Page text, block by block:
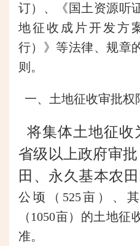
订）、
《国土资源听
地征收成片开发方
行）》等法律、规章
则。
一、土地征收审批权
将集体土地征收
省级以上政府审
田、永久基本农
公顷（525亩）、
（1050亩）的土地
准。